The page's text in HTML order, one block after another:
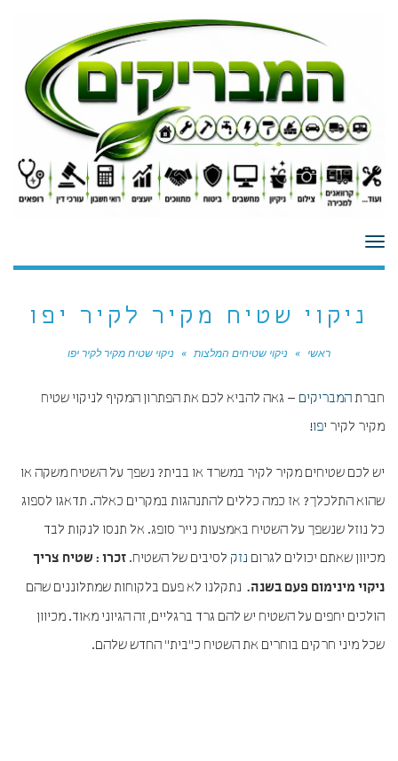
תפריט
ניקוי שטיח מקיר לקיר יפו
ראשי » ניקוי שטיחים המלצות » ניקוי שטיח מקיר לקיר יפו
חברתהמבריקים – גאה להביא לכם את הפתרון המקיף לניקוי שטיח
מקיר לקיר יפו!
יש לכם שטיחים מקיר לקיר במשרד או בבית? נשפך על השטיח משקה או
שהוא התלכלך? אז כמה כללים להתנהגות במקרים כאלה. תדאגו לספוג
כל נוזל שנשפך על השטיח באמצעות נייר סופג. אל תנסו לנקות לבד
מכיוון שאתם יכולים לגרום נזק לסיבים של השטיח. זכרו : שטיח צריך
ניקוי מינימום פעם בשנה. נתקלנו לא פעם בלקוחות שמתלוננים שהם
הולכים יחפים על השטיח יש להם גרד ברגליים, זה הגיוני מאוד. מכיוון
שכל מיני חרקים בוחרים את השטיח כ"בית" החדש שלהם.